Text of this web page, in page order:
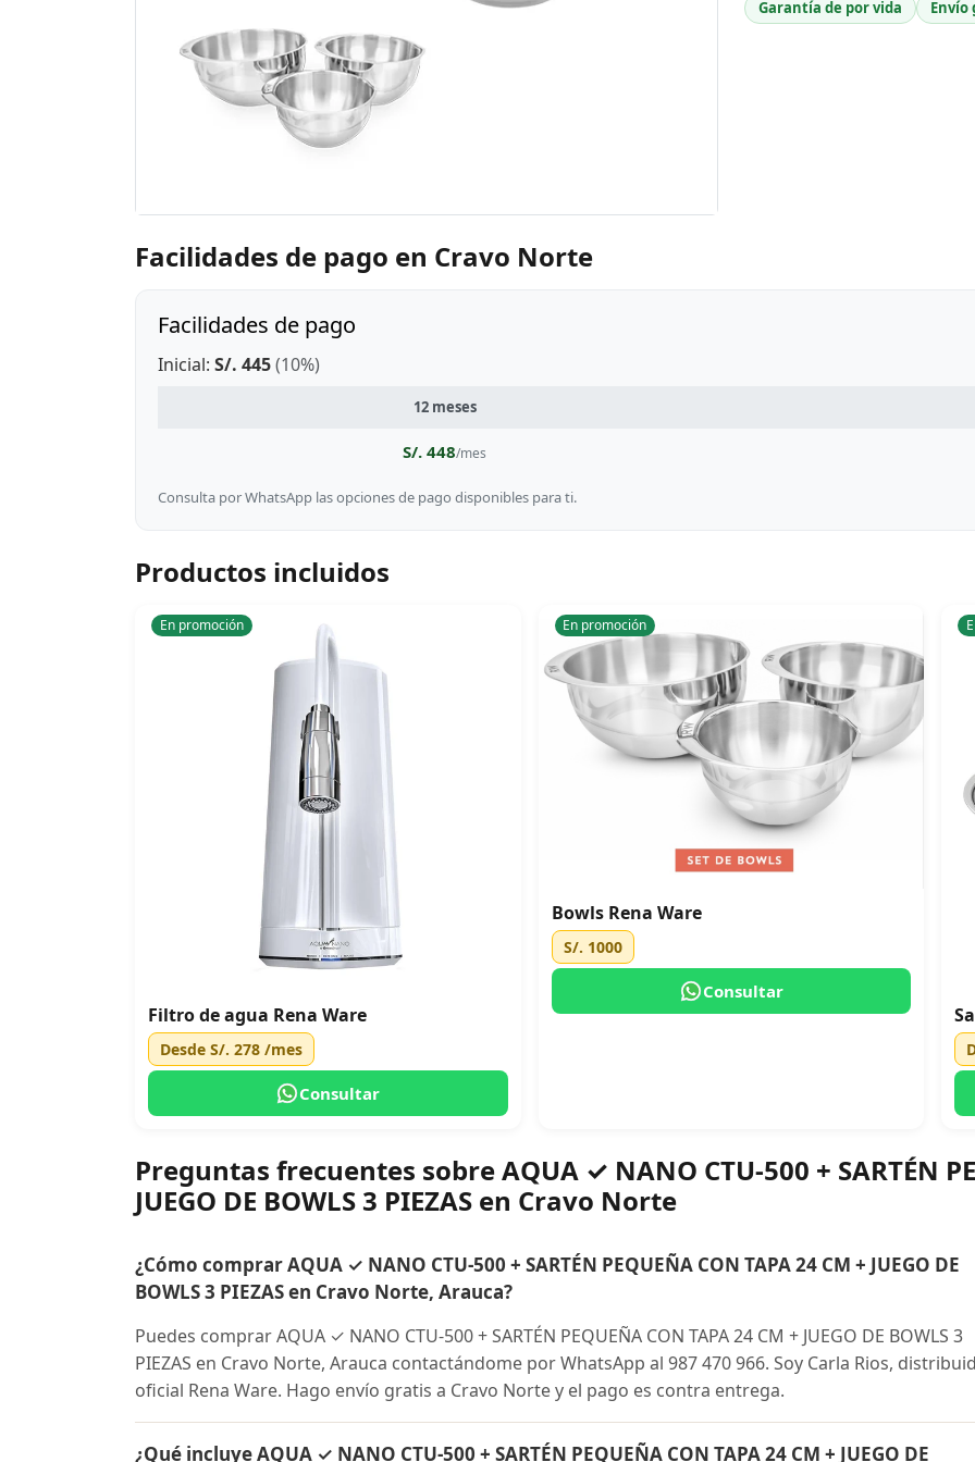
Garantía de por vida Envío
Facilidades de pago en Cravo Norte
Facilidades de pago
Inicial: S/. 445(10%)
12 meses
S/. 448/mes
Consulta por WhatsApp las opciones de pago disponibles para ti.
Productos incluidos
En promoción
Filtro de agua Rena Ware
Desde S/. 278 /mes
Consultar
En promoción
Bowls Rena Ware
S/. 1000
Consultar
Preguntas frecuentes sobre AQUA ✓ NANO CTU-500 + SARTÉN
JUEGO DE BOWLS 3 PIEZAS en Cravo Norte
¿Cómo comprar AQUA ✓ NANO CTU-500 + SARTÉN PEQUEÑA CON TAPA 24 CM + JUEGO DE
BOWLS 3 PIEZAS en Cravo Norte, Arauca?
Puedes comprar AQUA ✓ NANO CTU-500 + SARTÉN PEQUEÑA CON TAPA 24 CM + JUEGO DE BOWLS 3
PIEZAS en Cravo Norte, Arauca contactándome por WhatsApp al 987 470 966. Soy Carla Rios,
oficial Rena Ware. Hago envío gratis a Cravo Norte y el pago es contra entrega.
¿Qué incluye AQUA ✓ NANO CTU-500 + SARTÉN PEQUEÑA CON TAPA 24 CM + JUEGO DE